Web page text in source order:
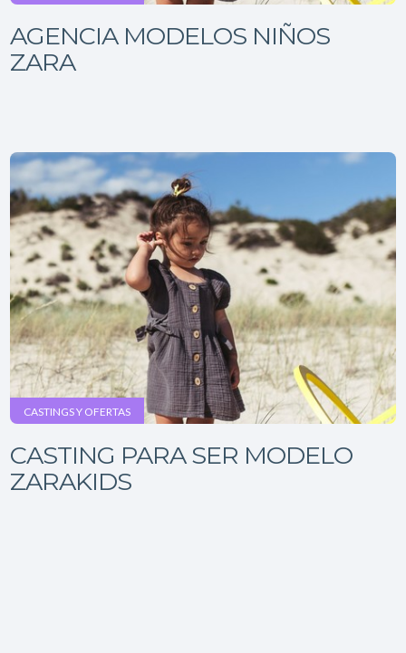
AGENCIA MODELOS NIÑOS
ZARA
CASTINGS Y OFERTAS
CASTING PARA SER MODELO
ZARAKIDS